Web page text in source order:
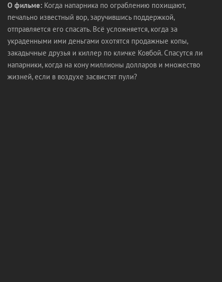
О фильме: Когда напарника по ограблению похищают,
печально известный вор, заручившись поддержкой,
отправляется его спасать. Всё усложняется, когда за
украденными ими деньгами охотятся продажные копы,
закадычные друзья и киллер по кличке Ковбой. Спасутся ли
напарники, когда на кону миллионы долларов и множество
жизней, если в воздухе засвистят пули?